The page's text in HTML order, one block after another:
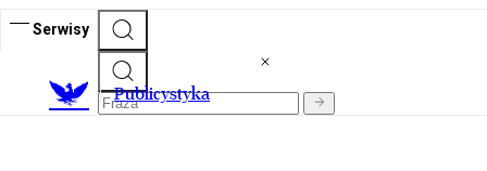
Serwisy
Publicystyka